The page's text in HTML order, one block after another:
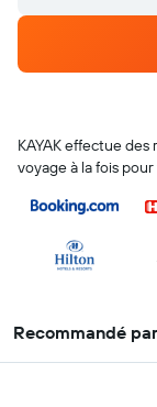
KAYAK effectue
voyage à la fois
Recommandé